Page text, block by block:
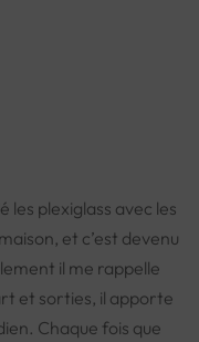
les plexiglass avec les
et c’est devenu
il me rappelle
et sorties, il apporte
Chaque fois que